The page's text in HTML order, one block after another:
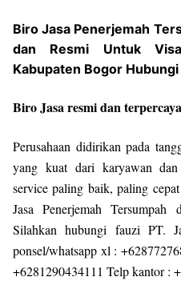
Biro Jasa Penerjemah
dan Resmi Untuk
Kabupaten Bogor
Biro Jasa resmi dan terpercaya
Perusahaan didirikan pada
yang kuat dari karyawan
service paling baik, paling
Jasa Penerjemah
Silahkan hubungi fauzi PT.
ponsel/whatsapp xl :
+6281290434111 Telp kantor :